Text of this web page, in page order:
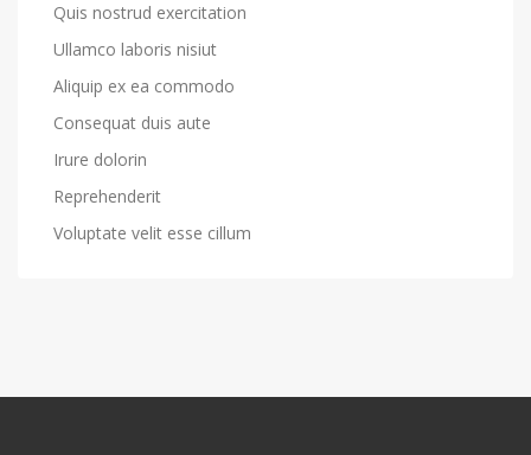
Quis nostrud exercitation
Ullamco laboris nisiut
Aliquip ex ea commodo
Consequat duis aute
Irure dolorin
Reprehenderit
Voluptate velit esse cillum